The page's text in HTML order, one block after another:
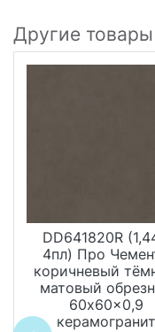
Другие
DD641820R
4пл) Про
коричневый
матовый
60x60x0,9
керамогранит